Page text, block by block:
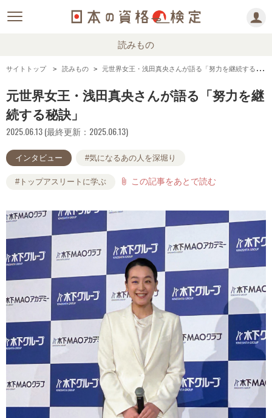
読みもの
サイトトップ 読みもの 元世界女王・浅田真央さんが語る「努力を継続する秘訣」
元世界女王・浅田真央さんが語る「努力を継
続する秘訣」
2025.06.13 (最終更新：2025.06.13)
インタビュー #気になるあの人を深堀り
#トップアスリートに学ぶ attach_file この記事をあとで読む